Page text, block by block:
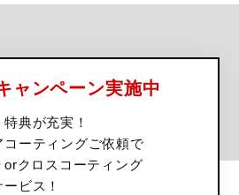
ャンペーン実施中
典が充実！
コーティングご依頼で
orクロスコーティング
ビス！